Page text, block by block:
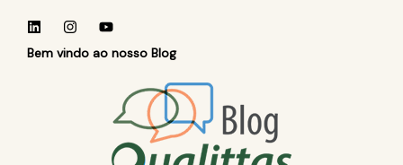
Bem vindo ao nosso Blog